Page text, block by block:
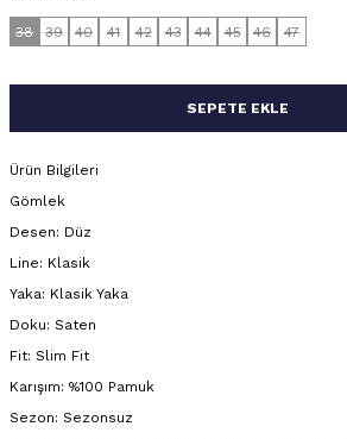
38 39 40 41 42 43 44 45 46 47
SEPETE EKLE
Ürün Bilgileri
Gömlek
Desen: Düz
Line: Klasik
Yaka: Klasik Yaka
Doku: Saten
Fit: Slim Fit
Karışım: %100 Pamuk
Sezon: Sezonsuz